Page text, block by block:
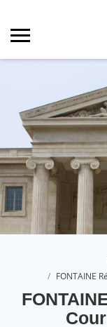
FONTAINE